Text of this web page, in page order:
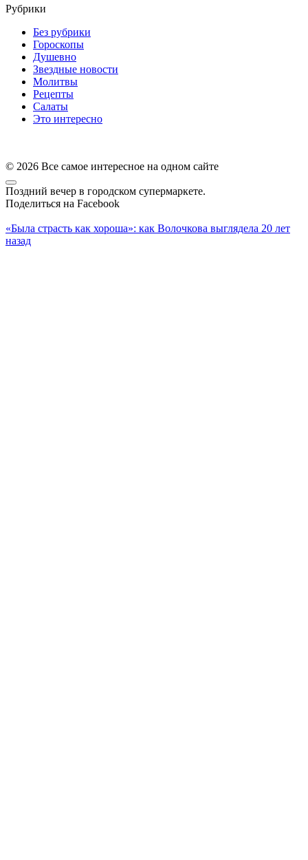
Рубрики
Без рубрики
Гороскопы
Душевно
Звездные новости
Молитвы
Рецепты
Салаты
Это интересно
© 2026 Все самое интересное на одном сайте
Поздний вечер в городском супермаркете.
Поделиться на Facebook
«Была страсть как хороша»: как Волочкова выглядела 20 лет
назад